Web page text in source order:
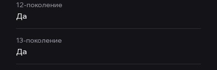
12-поколение
Да
13-поколение
Да